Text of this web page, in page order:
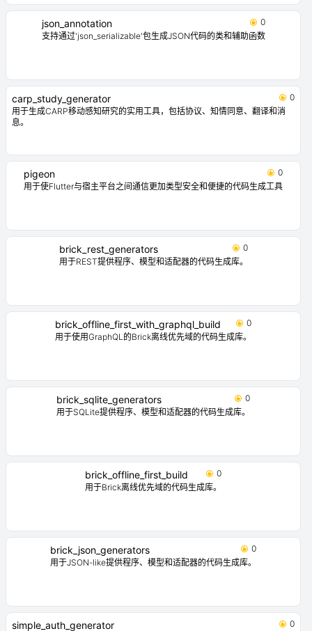
json_annotation
0
支持通过'json_serializable'包生成JSON代码的类和辅助函数
carp_study_generator
0
用于生成CARP移动感知研究的实用工具，包括协议、知情同意、翻译和消
息。
pigeon
0
用于使Flutter与宿主平台之间通信更加类型安全和便捷的代码生成工具
brick_rest_generators
0
用于REST提供程序、模型和适配器的代码生成库。
brick_offline_first_with_graphql_build
0
用于使用GraphQL的Brick离线优先域的代码生成库。
brick_sqlite_generators
0
用于SQLite提供程序、模型和适配器的代码生成库。
brick_offline_first_build
0
用于Brick离线优先域的代码生成库。
brick_json_generators
0
用于JSON-like提供程序、模型和适配器的代码生成库。
simple_auth_generator
0